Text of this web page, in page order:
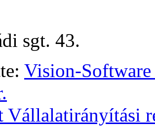
sgt. 43.
Vision-
Vállalatirányítási